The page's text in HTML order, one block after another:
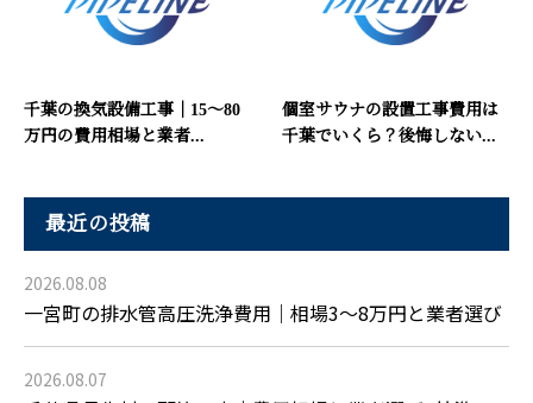
千葉の換気設備工事｜15〜80
万円の費用相場と業者...
個室サウナの設置工事費用は
千葉でいくら？後悔しない...
最近の投稿
2026.08.08
一宮町の排水管高圧洗浄費用｜相場3〜8万円と業者選び
2026.08.07